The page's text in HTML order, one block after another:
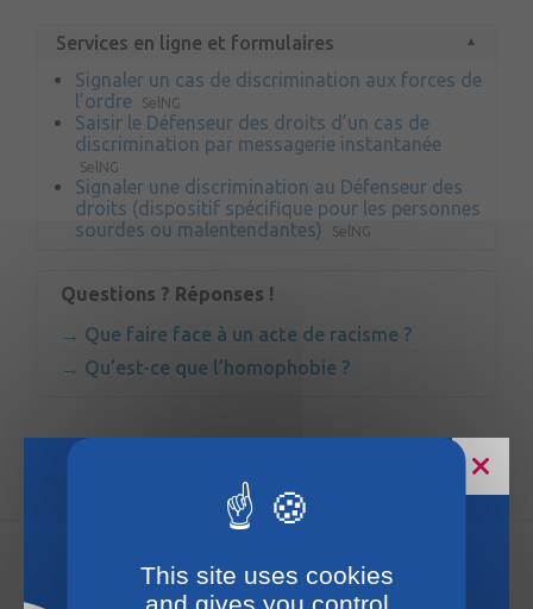
Services en ligne et formulaires
Signaler un cas de discrimination aux forces de
l’ordre
SelNG
Saisir le Défenseur des droits d’un cas de
discrimination par messagerie instantanée
SelNG
Signaler une discrimination au Défenseur des
droits (dispositif spécifique pour les personnes
sourdes ou malentendantes)
SelNG
Questions ? Réponses !
Que faire face à un acte de racisme ?
Qu’est-ce que l’homophobie ?
This site uses cookies